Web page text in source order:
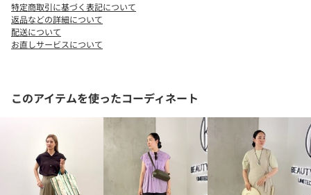
※シューズの重量は、シューズ本体のみ両足の重量となります。
箱や付属品は計測に含まれません。
※商品に不良が無い場合、包装紙および箱の破損がございまして
店舗へお問い合わせの際は、全国のBEAUTY&YOUTH各店舗まで下
記の品名/品番をお申し付けください。
品名：SC F/WTR CLOUD9 ULT/BLIS 品番：18314998625
特定商取引に基づく表記について
返品などの詳細について
配送について
お直しサービスについて
このアイテムを使ったコーディネート